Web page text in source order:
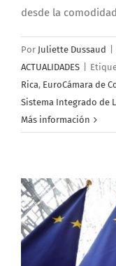
desde la
Por Juliette Dussaud
ACTUALIDADES
Rica, EuroCámara de
Sistema Integrado de
Más información